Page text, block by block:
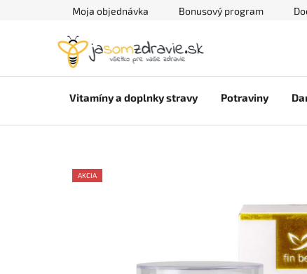
Moja objednávka Bonusový program
Vitamíny a doplnky stravy Potraviny
AKCIA